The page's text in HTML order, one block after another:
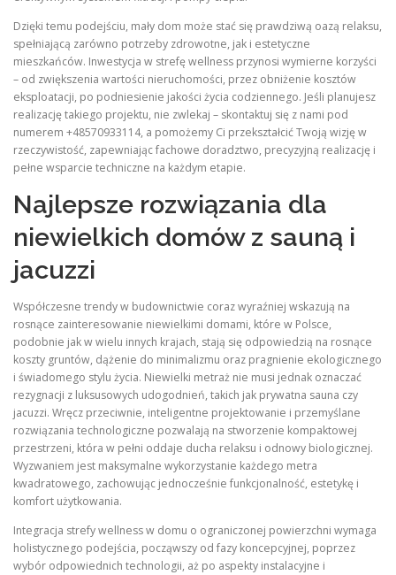
Dzięki temu podejściu, mały dom może stać się prawdziwą oazą relaksu,
spełniającą zarówno potrzeby zdrowotne, jak i estetyczne
mieszkańców. Inwestycja w strefę wellness przynosi wymierne korzyści
– od zwiększenia wartości nieruchomości, przez obniżenie kosztów
eksploatacji, po podniesienie jakości życia codziennego. Jeśli planujesz
realizację takiego projektu, nie zwlekaj – skontaktuj się z nami pod
numerem +48570933114, a pomożemy Ci przekształcić Twoją wizję w
rzeczywistość, zapewniając fachowe doradztwo, precyzyjną realizację i
pełne wsparcie techniczne na każdym etapie.
Najlepsze rozwiązania dla
niewielkich domów z sauną i
jacuzzi
Współczesne trendy w budownictwie coraz wyraźniej wskazują na
rosnące zainteresowanie niewielkimi domami, które w Polsce,
podobnie jak w wielu innych krajach, stają się odpowiedzią na rosnące
koszty gruntów, dążenie do minimalizmu oraz pragnienie ekologicznego
i świadomego stylu życia. Niewielki metraż nie musi jednak oznaczać
rezygnacji z luksusowych udogodnień, takich jak prywatna sauna czy
jacuzzi. Wręcz przeciwnie, inteligentne projektowanie i przemyślane
rozwiązania technologiczne pozwalają na stworzenie kompaktowej
przestrzeni, która w pełni oddaje ducha relaksu i odnowy biologicznej.
Wyzwaniem jest maksymalne wykorzystanie każdego metra
kwadratowego, zachowując jednocześnie funkcjonalność, estetykę i
komfort użytkowania.
Integracja strefy wellness w domu o ograniczonej powierzchni wymaga
holistycznego podejścia, począwszy od fazy koncepcyjnej, poprzez
wybór odpowiednich technologii, aż po aspekty instalacyjne i